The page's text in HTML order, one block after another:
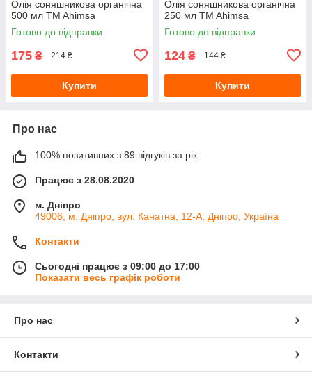
Олія соняшникова органічна
500 мл TM Ahimsa
Готово до відправки
175 ₴ 214 ₴
Купити
Олія соняшникова органічна
250 мл TM Ahimsa
Готово до відправки
124 ₴ 144 ₴
Купити
Про нас
100% позитивних з 89 відгуків за рік
Працює з 28.08.2020
м. Дніпро
49006, м. Дніпро, вул. Канатна, 12-А, Дніпро, Україна
Контакти
Сьогодні працює з 09:00 до 17:00
Показати весь графік роботи
Про нас
Контакти